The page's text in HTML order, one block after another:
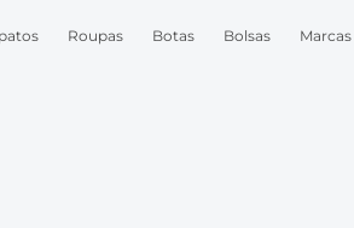
Roupas Botas Bolsas Marcas